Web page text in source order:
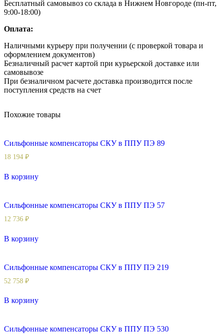
Бесплатный самовывоз со склада в Нижнем Новгороде (пн-пт,
9:00-18:00)
Оплата:
Наличными курьеру при получении (с проверкой товара и
оформлением документов)
Безналичный расчет картой при курьерской доставке или
самовывозе
При безналичном расчете доставка производится после
поступления средств на счет
Похожие товары
Сильфонные компенсаторы СКУ в ППУ ПЭ 89
18 194 ₽
В корзину
Сильфонные компенсаторы СКУ в ППУ ПЭ 57
12 736 ₽
В корзину
Сильфонные компенсаторы СКУ в ППУ ПЭ 219
52 758 ₽
В корзину
Сильфонные компенсаторы СКУ в ППУ ПЭ 530